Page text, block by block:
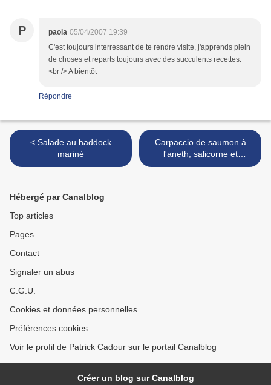
P paola 05/04/2007 19:39
C'est toujours interressant de te rendre visite, j'apprends plein
de choses et reparts toujours avec des succulents recettes.
<br /> A bientôt
Répondre
< Salade au haddock
mariné
Carpaccio de saumon à
l'aneth, salicorne et
asperges >
Hébergé par Canalblog
Top articles
Pages
Contact
Signaler un abus
C.G.U.
Cookies et données personnelles
Préférences cookies
Voir le profil de Patrick Cadour sur le portail Canalblog
Créer un blog sur Canalblog